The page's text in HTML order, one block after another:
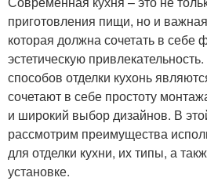
приготовления пищи, но и
которая должна сочетать в себе
эстетическую
способов отделки кухонь
сочетают в себе простоту
и широкий выбор дизайнов. В
рассмотрим преимущества
для отделки кухни, их типы, а
установке.